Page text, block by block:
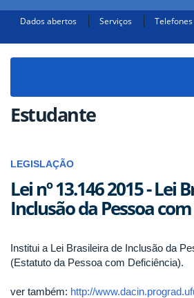
Dados abertos Serviços Telefones
Estudante
LEGISLAÇÃO
Lei nº 13.146 2015 - Lei
Inclusão da Pessoa
Institui a Lei Brasileira de Inclusão da
(Estatuto da Pessoa com Deficiência).
ver também: http://